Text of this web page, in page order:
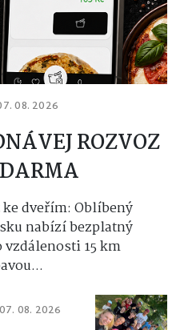
08. 2026
ROZVOZ
dveřím: Oblíbený
nabízí bezplatný
15 km
07. 08. 2026